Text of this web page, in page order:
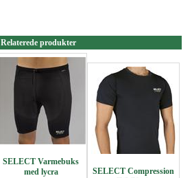
Relaterede produkter
SELECT Varmebuks
med lycra
SELECT Compression